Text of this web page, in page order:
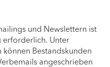
und Newslettern ist
erforderlich. Unter
Bestandskunden
angeschrieben